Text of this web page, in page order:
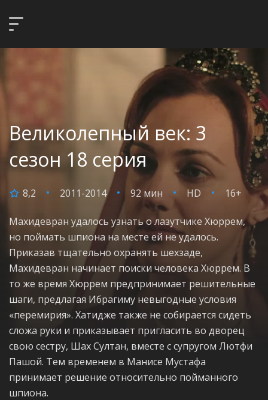
Великолепный век: 3
сезон 18 серия
8,2 2011-2014 92 мин HD 16+
Махидевран удалось узнать о лазутчике Хюррем,
но поймать шпиона на месте ей не удалось.
Приказав тщательно охранять шехзаде,
Махидевран начинает поиски человека Хюррем. В
то же время Хюррем предпринимает решительные
шаги, предлагая Ибрагиму невыгодные условия
«перемирия». Хатидже также не собирается сидеть
сложа руки и приказывает пригласить во дворец
свою сестру, Шах Султан, вместе с супругом Лютфи
Пашой. Тем временем в Манисе Мустафа
принимает решение относительно пойманного
шпиона.